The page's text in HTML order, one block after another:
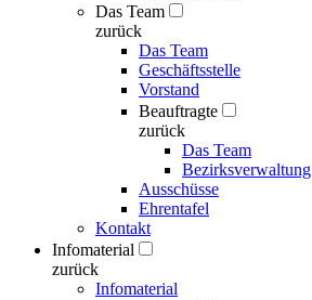
Das Team
zurück
Das Team
Geschäftsstelle
Vorstand
Beauftragte
zurück
Das Team
Bezirksverwaltung
Ausschüsse
Ehrentafel
Kontakt
Infomaterial
zurück
Infomaterial